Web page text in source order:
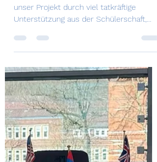
für Schülerinnen und
Schüler nimmt Gestalt
Unter der Leitung von Frau Bähr nimmt
unser Projekt durch viel tatkräftige
Unterstützung aus der Schülerschaft,
dem Kollegium und der IT immer mehr
Form an. Aktueller Stand der
Schulbibliothek (16. April 2026) 1.a)
Kategorien (nach Farbsystem) Fiktion
Fantasy/Dystopien/Science Fiction